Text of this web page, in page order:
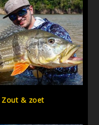
Zout & zoet